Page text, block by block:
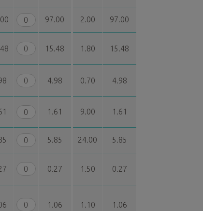
97.00 2.00 97.00
15.48 1.80 15.48
4.98 0.70 4.98
1.61 9.00 1.61
5.85 24.00 5.85
0.27 1.50 0.27
1.06 1.10 1.06